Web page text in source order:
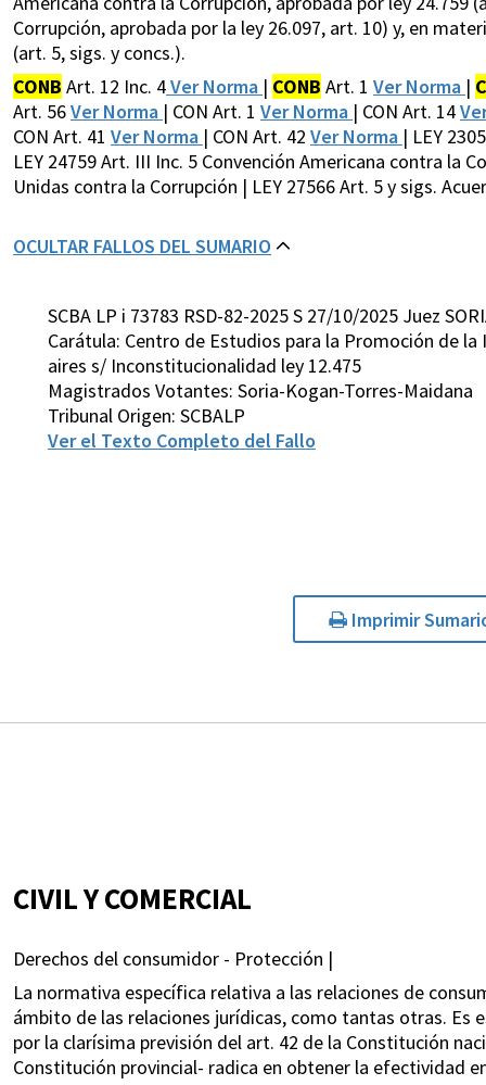
Corrupción, aprobada por la ley 26.097, art. 10) y, en
(art. 5, sigs. y concs.).
CONB Art. 12 Inc. 4Ver Norma | CONB Art. 1 Ver Norma |
Art. 56Ver Norma | CON Art. 1 Ver Norma | CON Art. 14
CON Art. 41 Ver Norma | CON Art. 42 Ver Norma | LEY
LEY 24759 Art. III Inc. 5 Convención Americana contra la
Unidas contra la Corrupción | LEY 27566 Art. 5 y sigs.
OCULTAR FALLOS DEL SUMARIO
SCBA LP i 73783 RSD-82-2025 S 27/10/2025 Juez
Carátula: Centro de Estudios para la Promoción de
aires s/ Inconstitucionalidad ley 12.475
Magistrados Votantes: Soria-Kogan-Torres-Maidana
Tribunal Origen: SCBALP
Ver el Texto Completo del Fallo
Imprimir
CIVIL Y COMERCIAL
Derechos del consumidor - Protección |
La normativa específica relativa a las relaciones de
ámbito de las relaciones jurídicas, como tantas otras. Es
por la clarísima previsión del art. 42 de la Constitución
Constitución provincial- radica en obtener la efectividad